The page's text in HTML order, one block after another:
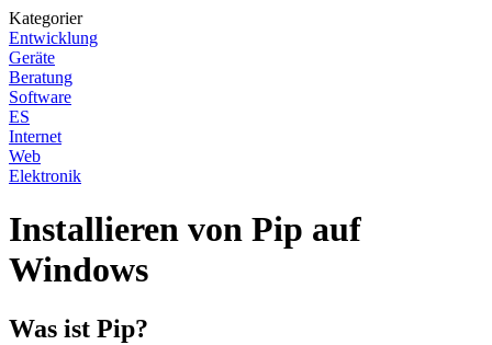
Kategorier
Entwicklung
Geräte
Beratung
Software
ES
Internet
Web
Elektronik
Installieren von Pip auf
Windows
Was ist Pip?